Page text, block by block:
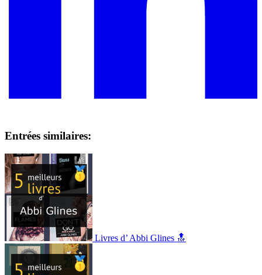
Entrées similaires:
Livres d’ Abbi Glines 🔝